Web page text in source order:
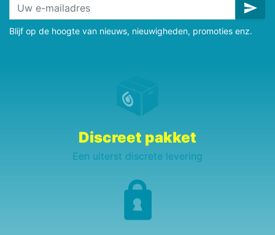
send
Blijf op de hoogte van nieuws, nieuwigheden, promoties enz.
Discreet pakket
Een uiterst discrete levering